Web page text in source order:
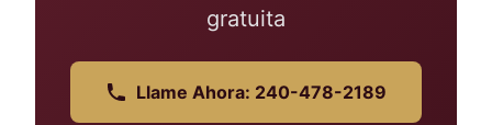
gratuita
Llame Ahora: 240-478-2189